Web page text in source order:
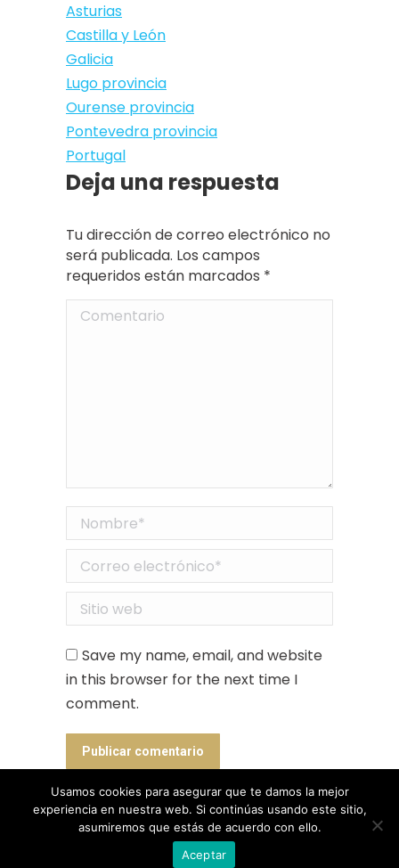
Asturias
Castilla y León
Galicia
Lugo provincia
Ourense provincia
Pontevedra provincia
Portugal
Deja una respuesta
Tu dirección de correo electrónico no
será publicada. Los campos
requeridos están marcados *
Comentario
Nombre *
Correo electrónico *
Sitio web
Save my name, email, and website
in this browser for the next time I
comment.
Publicar comentario
Designed by Animation Graphics
Usamos cookies para asegurar que te damos la mejor
experiencia en nuestra web. Si continúas usando este sitio,
asumiremos que estás de acuerdo con ello.
Aceptar